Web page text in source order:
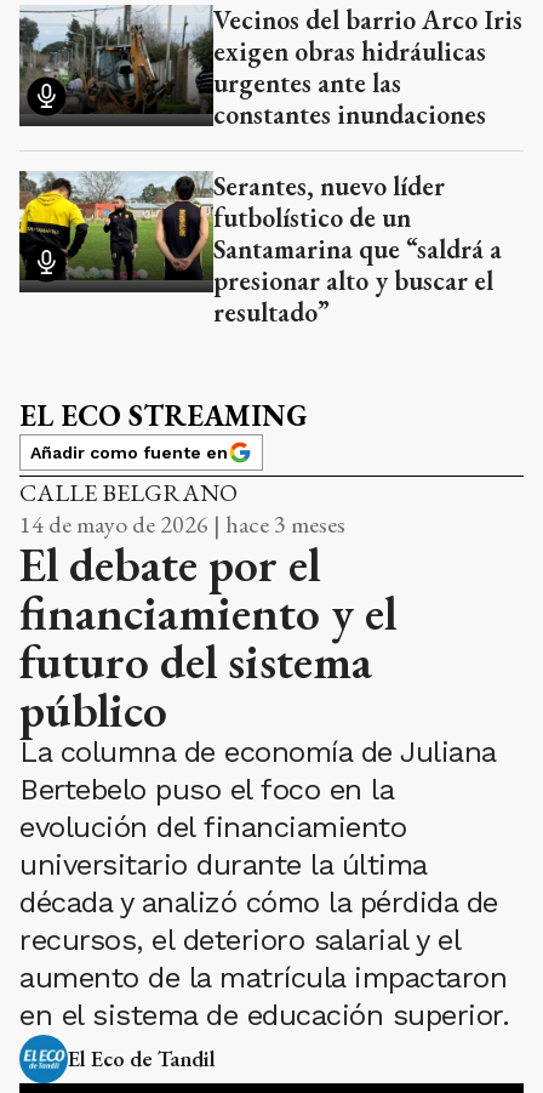
Vecinos del barrio Arco Iris
exigen obras hidráulicas
urgentes ante las
constantes inundaciones
Serantes, nuevo líder
futbolístico de un
Santamarina que “saldrá a
presionar alto y buscar el
resultado”
EL ECO STREAMING
Añadir como fuente en
CALLE BELGRANO
14 de mayo de 2026 | hace 3 meses
El debate por el
financiamiento y el
futuro del sistema
público
La columna de economía de Juliana
Bertebelo puso el foco en la
evolución del financiamiento
universitario durante la última
década y analizó cómo la pérdida de
recursos, el deterioro salarial y el
aumento de la matrícula impactaron
en el sistema de educación superior.
El Eco de Tandil